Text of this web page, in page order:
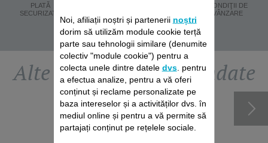
PLATĂ
SECURIZATĂ
PERSONALE
CONDIŢII DE
VÂNZARE
Alte accesorii recomandate
Noi, afiliații noștri și partenerii noștri
dorim să utilizăm module cookie terță
parte sau tehnologii similare (denumite
colectiv "module cookie") pentru a
colecta unele dintre datele dvs. pentru
a efectua analize, pentru a vă oferi
conținut și reclame personalizate pe
baza intereselor și a activităților dvs. în
mediul online și pentru a vă permite să
partajați conținut pe rețelele sociale.